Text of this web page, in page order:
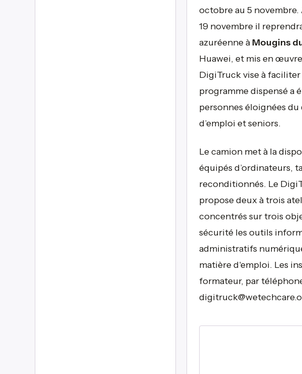
octobre au 5 novembre.
19 novembre il
azuréenne à Mougins
Huawei, et mis en
DigiTruck vise à faciliter
programme dispensé a
personnes éloignées
d’emploi et seniors.
Le camion met à la
équipés d’ordinateurs,
reconditionnés. Le
propose deux à trois
concentrés sur trois
sécurité les outils
administratifs
matière d'emploi. Les
formateur, par